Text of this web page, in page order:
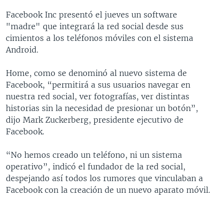
EL MUNDO AL DÍA [RADIO]
FORO [RADIO]
DEPORTIVO INTERNACIONAL
ENTRETENIMIENTO
SÍGANOS
Facebook Inc presentó el jueves un software
"madre" que integrará la red social desde sus
cimientos a los teléfonos móviles con el sistema
Android.
Home, como se denominó al nuevo sistema de
Facebook, “permitirá a sus usuarios navegar en
nuestra red social, ver fotografías, ver distintas
historias sin la necesidad de presionar un botón”,
dijo Mark Zuckerberg, presidente ejecutivo de
Facebook.
“No hemos creado un teléfono, ni un sistema
operativo”, indicó el fundador de la red social,
despejando así todos los rumores que vinculaban a
Facebook con la creación de un nuevo aparato móvil.